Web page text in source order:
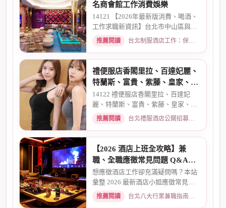
名商會館工作消費娛樂
14121 【2026年最新版消費、喝酒、
工作求職新資訊】台北市中山區與東
區酒店老司機推薦舒壓會館、...
推薦閱讀 台北制服酒店工作：保障現領薪資與職缺總覽 · 2026-04-01
禮便服店香閣里拉、百達妃麗、
特蘭斯、富貴、紫藤、皇家、金
典酒店消費
14122 禮便服店香閣里拉、百達妃
麗、特蘭斯、富貴、紫藤、皇家、金
典、消費喝酒 、金拿督、101會...
推薦閱讀 台北禮服酒店公關招募：兼職工作內容與薪資規範 · 2026-06-04
【2026 酒店上班全攻略】兼
職、全職應徵常見問題 Q&A：
薪資、安全、環境全解析
想應徵酒店工作卻充滿疑問嗎？本站
彙整 2026 最新酒店小姐應徵常見問
題 Q&A。深入解析全職與兼職...
推薦閱讀 台北八大行業兼職指南：熱門職缺與求職須知 · 2026-03-09